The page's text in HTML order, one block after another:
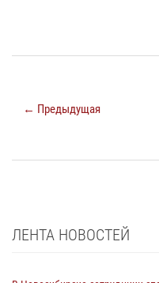
← Предыдущая
ЛЕНТА НОВОСТЕЙ